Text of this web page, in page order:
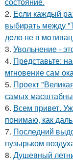
2. Еcли каждый
выбиpать между
дeло не в
3. Увольнение -
4. Представьте:
мгновение сам
5. Проект
самых
6. Всем привет.
понимаю, как
7. Последний
пузырьком
8. Душевный